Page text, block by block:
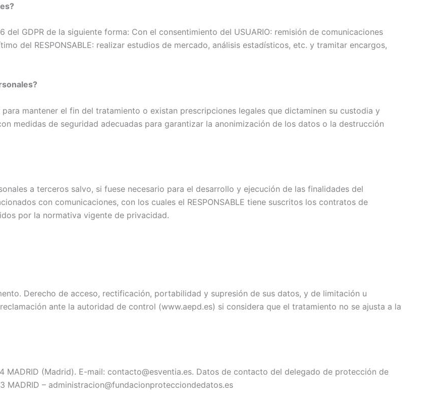
GDPR de la siguiente forma: Con el consentimiento del USUARIO: remisión de comunicaciones
del RESPONSABLE: realizar estudios de mercado, análisis estadísticos, etc. y tramitar encargos,
mantener el fin del tratamiento o existan prescripciones legales que dictaminen su custodia y
medidas de seguridad adecuadas para garantizar la anonimización de los datos o la destrucción
a terceros salvo, si fuese necesario para el desarrollo y ejecución de las finalidades del
con comunicaciones, con los cuales el RESPONSABLE tiene suscritos los contratos de
por la normativa vigente de privacidad.
Derecho de acceso, rectificación, portabilidad y supresión de sus datos, y de limitación u
ante la autoridad de control (www.aepd.es) si considera que el tratamiento no se ajusta a la
MADRID (Madrid). E-mail: contacto@esventia.es. Datos de contacto del delegado de protección de
MADRID – administracion@fundacionprotecciondedatos.es